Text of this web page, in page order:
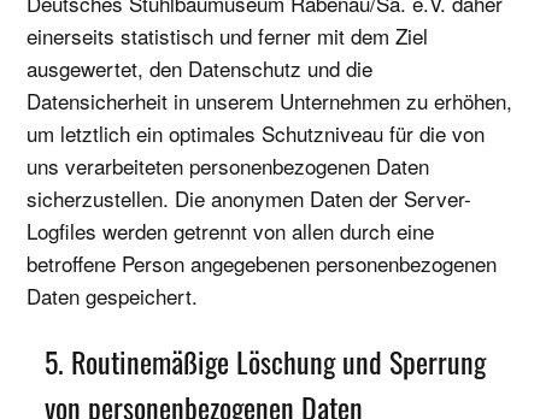
einerseits statistisch und ferner mit dem Ziel
ausgewertet, den Datenschutz und die
Datensicherheit in unserem Unternehmen zu erhöhen,
um letztlich ein optimales Schutzniveau für die von
uns verarbeiteten personenbezogenen Daten
sicherzustellen. Die anonymen Daten der Server-
Logfiles werden getrennt von allen durch eine
betroffene Person angegebenen personenbezogenen
Daten gespeichert.
5. Routinemäßige Löschung und Sperrung
von personenbezogenen Daten